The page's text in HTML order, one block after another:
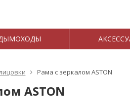
Рама с зеркалом ASTON
ASTON